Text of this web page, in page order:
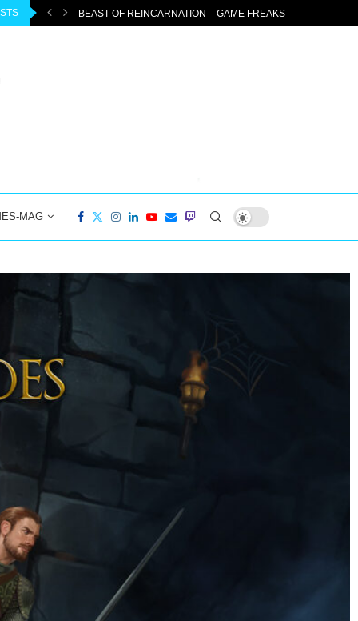
DIABLO 4: PTR 3.2.0 STARTET AM 04.08.2026 –...
MAG